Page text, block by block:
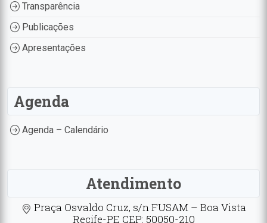
Transparência
Publicações
Apresentações
Agenda
Agenda – Calendário
Atendimento
Praça Osvaldo Cruz, s/n FUSAM – Boa Vista
Recife-PE CEP: 50050-210